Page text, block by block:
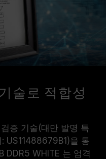
술로 적합성
증 기술(대만 발명 특
US11488679B1)을 통
DDR5 WHITE 는 엄격